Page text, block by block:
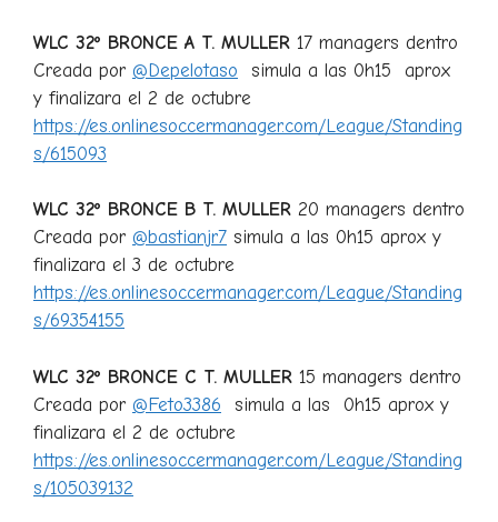
WLC 32º BRONCE A T. MULLER 17 managers dentro
Creada por @Depelotaso simula a las 0h15 aprox
y finalizara el 2 de octubre
https://es.onlinesoccermanager.com/League/Standing
s/615093
WLC 32º BRONCE B T. MULLER 20 managers dentro
Creada por @bastianjr7 simula a las 0h15 aprox y
finalizara el 3 de octubre
https://es.onlinesoccermanager.com/League/Standing
s/69354155
WLC 32º BRONCE C T. MULLER 15 managers dentro
Creada por @Feto3386 simula a las 0h15 aprox y
finalizara el 2 de octubre
https://es.onlinesoccermanager.com/League/Standing
s/105039132